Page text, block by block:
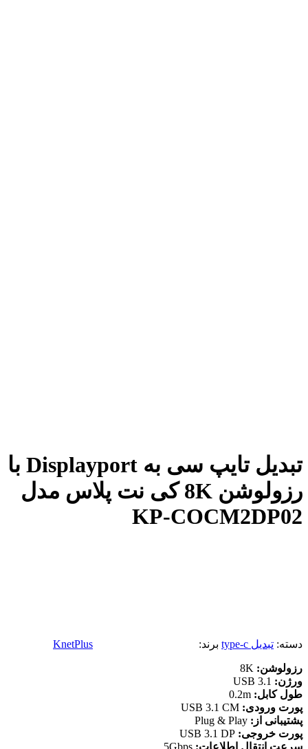
تبدیل تایپ سی به Displayport با
رزولوشن 8K کی نت پلاس مدل
KP-COCM2DP02
دسته: تبدیل type-c برند: KnetPlus
رزولوشن:
ورژن:
طول کابل:
پورت ورودی:
پشتیبانی از:
پورت خروجی:
سرعت انتقال اطلاعات: